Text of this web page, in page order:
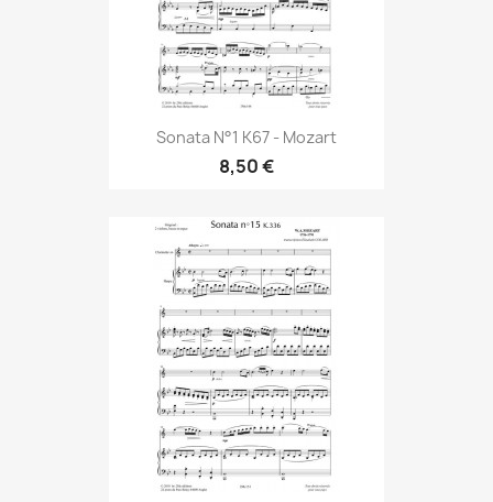
Sonata N°1 K67 - Mozart
8,50 €